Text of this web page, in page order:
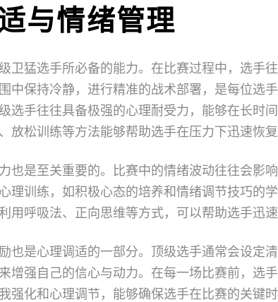
与情绪管理
卫猛选手所必备的能力。在比赛过程中，选手
中保持冷静，进行精准的战术部署，是每位选手
选手往往具备极强的心理耐受力，能够在长时
放松训练等方法能够帮助选手在压力下迅速恢复
也是至关重要的。比赛中的情绪波动往往会影
理训练，如积极心态的培养和情绪调节技巧的
用呼吸法、正向思维等方式，可以帮助选手迅速
也是心理调适的一部分。顶级选手通常会设定
增强自己的信心与动力。在每一场比赛前，选
强化和心理调节，能够确保选手在比赛的关键